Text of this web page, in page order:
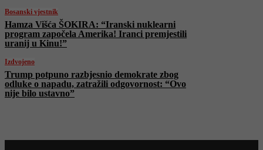
Bosanski vjestnik
Hamza Višća ŠOKIRA: “Iranski nuklearni
program započela Amerika! Iranci premjestili
uranij u Kinu!”
Izdvojeno
Trump potpuno razbjesnio demokrate zbog
odluke o napadu, zatražili odgovornost: “Ovo
nije bilo ustavno”